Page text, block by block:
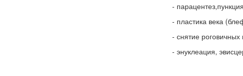
-
- пластика века
- снятие роговичных
- энуклеация,